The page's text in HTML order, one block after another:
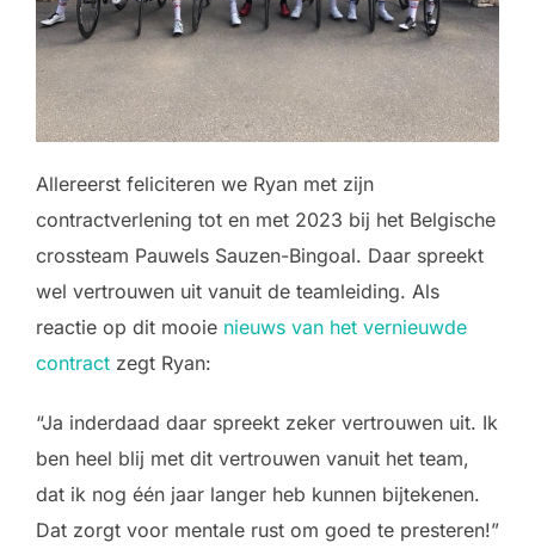
Allereerst feliciteren we Ryan met zijn
contractverlening tot en met 2023 bij het Belgische
crossteam Pauwels Sauzen-Bingoal. Daar spreekt
wel vertrouwen uit vanuit de teamleiding. Als
reactie op dit mooie nieuws van het vernieuwde
contract zegt Ryan:
“Ja inderdaad daar spreekt zeker vertrouwen uit. Ik
ben heel blij met dit vertrouwen vanuit het team,
dat ik nog één jaar langer heb kunnen bijtekenen.
Dat zorgt voor mentale rust om goed te presteren!”